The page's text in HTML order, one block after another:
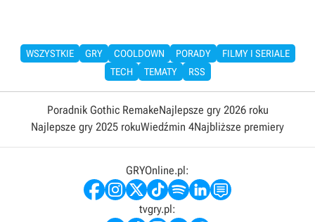
WSZYSTKIE GRY COOLDOWN PORADY
FILMY I SERIALE
TECH
TEMATY RSS
Poradnik Gothic RemakeNajlepsze gry 2026 roku
Najlepsze gry 2025 rokuWiedźmin 4Najbliższe premiery
GRYOnline.pl:
tvgry.pl: